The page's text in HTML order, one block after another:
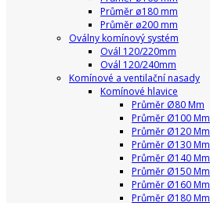
Průměr ø180 mm
Průměr ø200 mm
Oválny komínový systém
Ovál 120/220mm
Ovál 120/240mm
Komínové a ventilační nasady
Komínové hlavice
Průměr Ø80 Mm
Průměr Ø100 Mm
Průměr Ø120 Mm
Průměr Ø130 Mm
Průměr Ø140 Mm
Průměr Ø150 Mm
Průměr Ø160 Mm
Průměr Ø180 Mm